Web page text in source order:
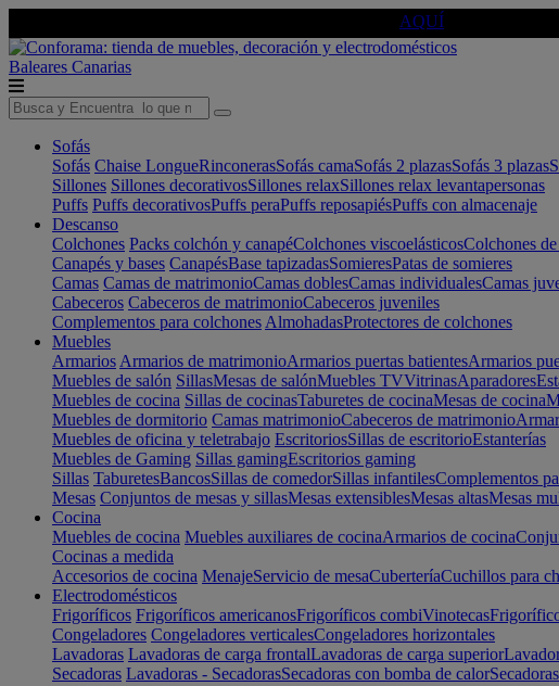
AQUÍ
Baleares Canarias
Sofás
Sofás Chaise LongueRinconerasSofás camaSofás 2 plazasSofás 3 plazas
Sillones Sillones decorativosSillones relaxSillones relax levantapersonas
Puffs Puffs decorativosPuffs peraPuffs reposapiésPuffs con almacenaje
Descanso
Colchones Packs colchón y canapéColchones viscoelásticosColchones
Canapés y bases CanapésBase tapizadasSomieresPatas de somieres
Camas Camas de matrimonioCamas doblesCamas individualesCamas
Cabeceros Cabeceros de matrimonioCabeceros juveniles
Complementos para colchones AlmohadasProtectores de colchones
Muebles
Armarios Armarios de matrimonioArmarios puertas batientesArmarios
Muebles de salón SillasMesas de salónMuebles TVVitrinasAparadores
Muebles de cocina Sillas de cocinasTaburetes de cocinaMesas de cocina
Muebles de dormitorio Camas matrimonioCabeceros de matrimonio
Muebles de oficina y teletrabajo EscritoriosSillas de escritorioEstanterías
Muebles de Gaming Sillas gamingEscritorios gaming
Sillas TaburetesBancosSillas de comedorSillas infantilesComplementos
Mesas Conjuntos de mesas y sillasMesas extensiblesMesas altasMesas
Cocina
Muebles de cocina Muebles auxiliares de cocinaArmarios de cocina
Cocinas a medida
Accesorios de cocina MenajeServicio de mesaCuberteríaCuchillos para
Electrodomésticos
Frigoríficos Frigoríficos americanosFrigoríficos combiVinotecas
Congeladores Congeladores verticalesCongeladores horizontales
Lavadoras Lavadoras de carga frontalLavadoras de carga superior
Secadoras Lavadoras - SecadorasSecadoras con bomba de calor